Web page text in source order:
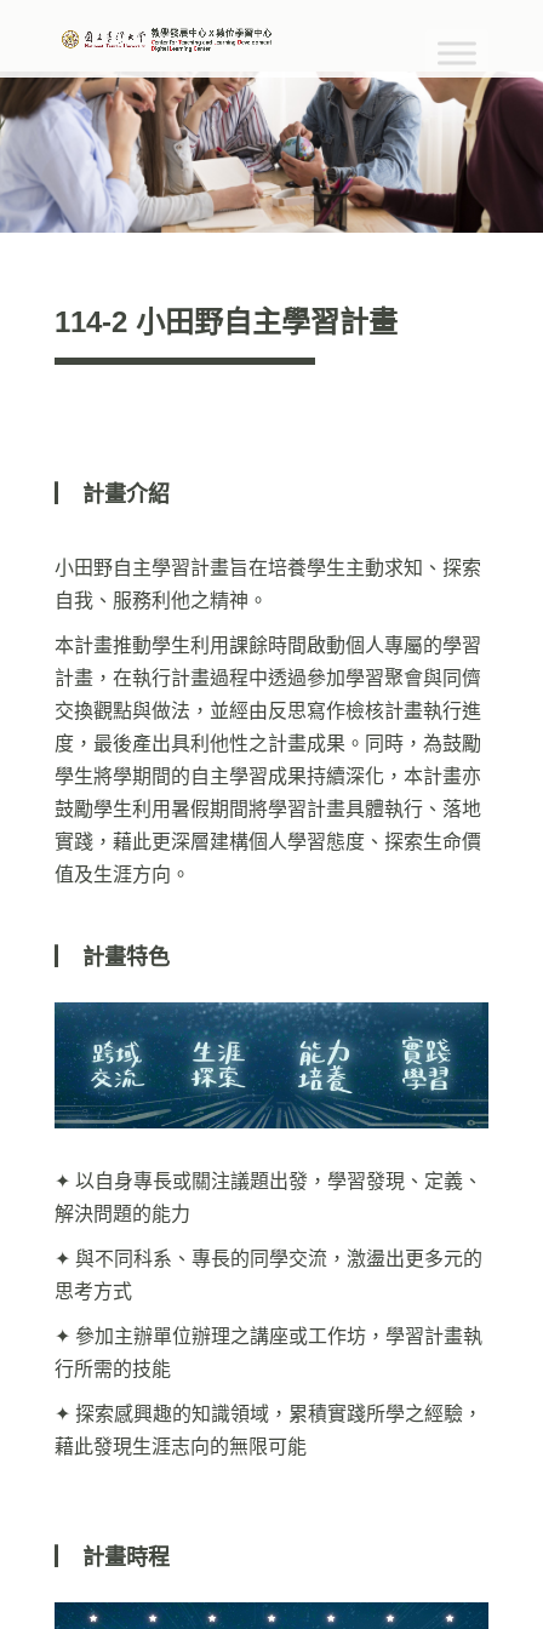
114-2 小田野自主學習計畫
計畫介紹
小田野自主學習計畫旨在培養學生主動求知、探索
自我、服務利他之精神。
本計畫推動學生利用課餘時間啟動個人專屬的學習
計畫，在執行計畫過程中透過參加學習聚會與同儕
交換觀點與做法，並經由反思寫作檢核計畫執行進
度，最後產出具利他性之計畫成果。同時，為鼓勵
學生將學期間的自主學習成果持續深化，本計畫亦
鼓勵學生利用暑假期間將學習計畫具體執行、落地
實踐，藉此更深層建構個人學習態度、探索生命價
值及生涯方向。
計畫特色
✦ 以自身專長或關注議題出發，學習發現、定義、
解決問題的能力
✦ 與不同科系、專長的同學交流，激盪出更多元的
思考方式
✦ 參加主辦單位辦理之講座或工作坊，學習計畫執
行所需的技能
✦ 探索感興趣的知識領域，累積實踐所學之經驗，
藉此發現生涯志向的無限可能
計畫時程